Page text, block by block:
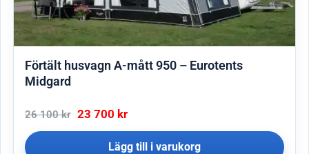
Förtält husvagn A-mått 950 – Eurotents
Midgard
26 100kr 23 700 kr
Lägg till i varukorg